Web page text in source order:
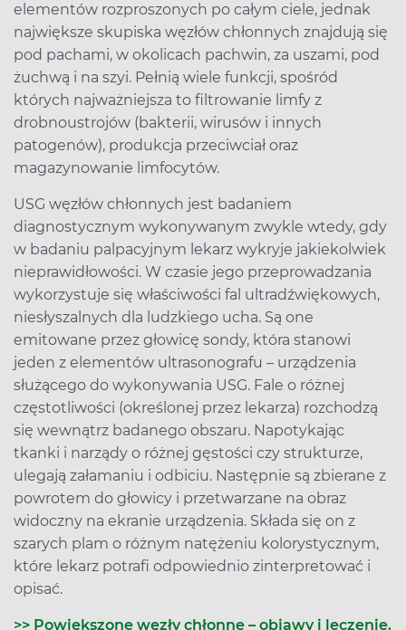
elementów rozproszonych po całym ciele, jednak
największe skupiska węzłów chłonnych znajdują się
pod pachami, w okolicach pachwin, za uszami, pod
żuchwą i na szyi. Pełnią wiele funkcji, spośród
których najważniejsza to filtrowanie limfy z
drobnoustrojów (bakterii, wirusów i innych
patogenów), produkcja przeciwciał oraz
magazynowanie limfocytów.
USG węzłów chłonnych jest badaniem
diagnostycznym wykonywanym zwykle wtedy, gdy
w badaniu palpacyjnym lekarz wykryje jakiekolwiek
nieprawidłowości. W czasie jego przeprowadzania
wykorzystuje się właściwości fal ultradźwiękowych,
niesłyszalnych dla ludzkiego ucha. Są one
emitowane przez głowicę sondy, która stanowi
jeden z elementów ultrasonografu – urządzenia
służącego do wykonywania USG. Fale o różnej
częstotliwości (określonej przez lekarza) rozchodzą
się wewnątrz badanego obszaru. Napotykając
tkanki i narządy o różnej gęstości czy strukturze,
ulegają załamaniu i odbiciu. Następnie są zbierane z
powrotem do głowicy i przetwarzane na obraz
widoczny na ekranie urządzenia. Składa się on z
szarych plam o różnym natężeniu kolorystycznym,
które lekarz potrafi odpowiednio zinterpretować i
opisać.
>> Powiększone węzły chłonne – objawy i leczenie.